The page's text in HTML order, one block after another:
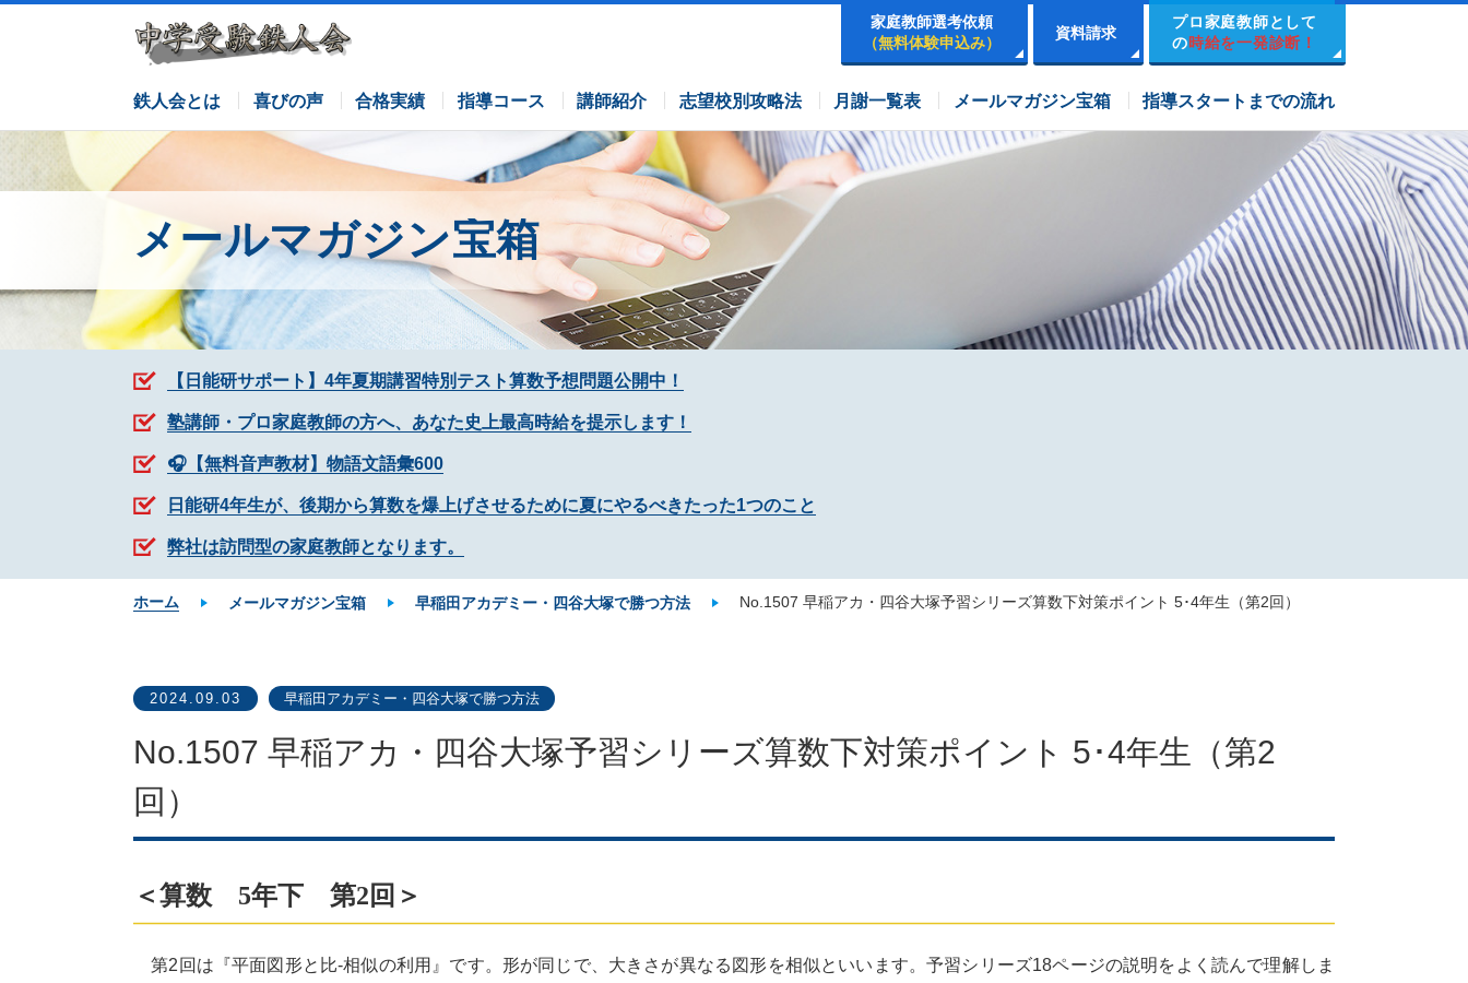
家庭教師選考依頼
（無料体験申込み）
資料請求
プロ家庭教師として
の時給を一発診断！
鉄人会とは 喜びの声 合格実績 指導コース
サピックスコース 四谷大塚コース 市進学院コース
栄光ゼミナールコース 各塾併用コース 講師紹介 志望校別攻略法 月謝一覧表 メールマガジン宝箱 指導スタートまでの流れ
メールマガジン宝箱
【日能研サポート】4年夏期講習特別テスト算数予想問題公開中！
塾講師・プロ家庭教師の方へ、あなた史上最高時給を提示します！
🎧【無料音声教材】物語文語彙600
日能研4年生が、後期から算数を爆上げさせるために夏にやるべきたった1つのこと
弊社は訪問型の家庭教師となります。
ホーム メールマガジン宝箱 早稲田アカデミー・四谷大塚で勝つ方法 No.1507 早稲アカ・四谷大塚予習シリーズ算数下対策ポイント 5･4年生（第2回）
2024.09.03 早稲田アカデミー・四谷大塚で勝つ方法
No.1507 早稲アカ・四谷大塚予習シリーズ算数下対策ポイント 5･4年生（第2
回）
＜算数 5年下 第2回＞
第2回は『平面図形と比-相似の利用』です。形が同じで、大きさが異なる図形を相似といいます。予習シリーズ18ページの説明をよく読んで理解しま